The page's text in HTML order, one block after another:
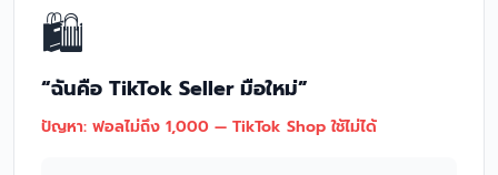
🛍️
“ฉันคือ TikTok Seller มือใหม่”
ปัญหา: ฟอลไม่ถึง 1,000 — TikTok Shop ใช้ไม่ได้